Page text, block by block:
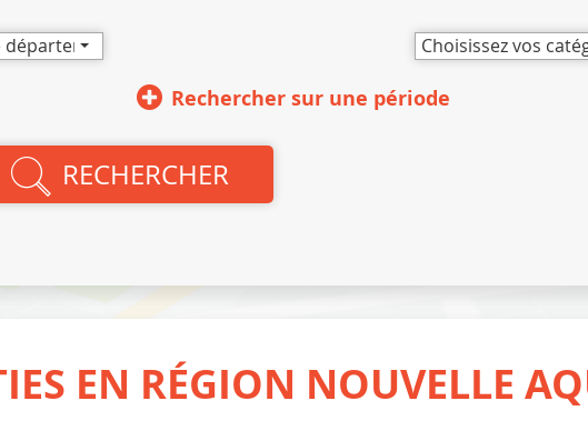
Choisissez vos
Rechercher sur une période
RECHERCHER
EN RÉGION NOUVELLE